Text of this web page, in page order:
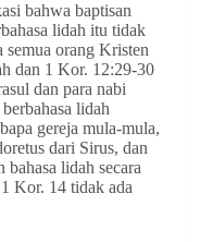
bahwa baptisan
lidah itu tidak
orang Kristen
dan 1 Kor. 12:29-30
dan para nabi
lidah
gereja mula-mula,
dari Sirus, dan
lidah secara
Kor. 14 tidak ada